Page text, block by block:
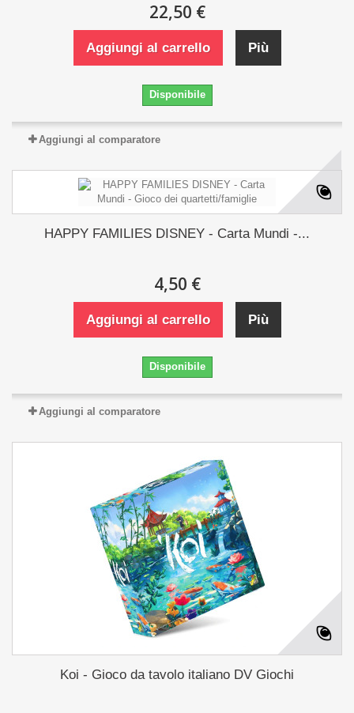
22,50 €
Aggiungi al carrello Più
Disponibile
Aggiungi al comparatore
HAPPY FAMILIES DISNEY - Carta Mundi -...
4,50 €
Aggiungi al carrello Più
Disponibile
Aggiungi al comparatore
Koi - Gioco da tavolo italiano DV Giochi